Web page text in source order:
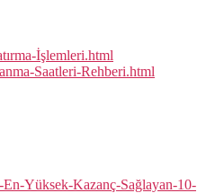
İşlemleri.html
Saatleri-Rehberi.html
Yüksek-Kazanç-Sağlayan-10-